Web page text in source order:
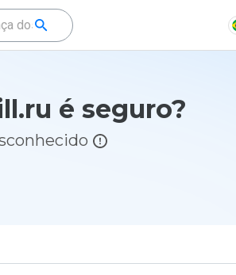
é seguro?